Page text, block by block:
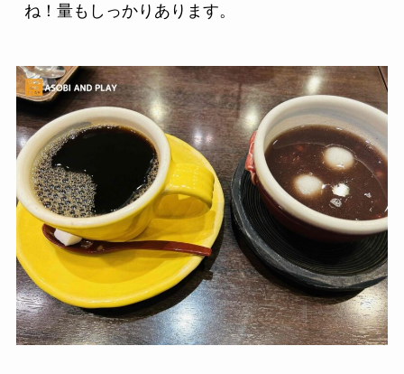
ね！量もしっかりあります。